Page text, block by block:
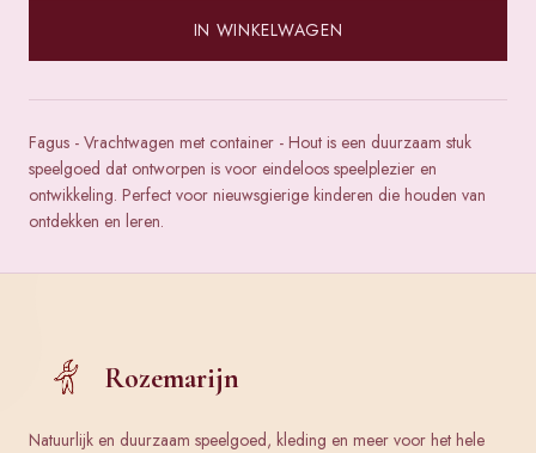
IN WINKELWAGEN
Fagus - Vrachtwagen met container - Hout is een duurzaam stuk
speelgoed dat ontworpen is voor eindeloos speelplezier en
ontwikkeling. Perfect voor nieuwsgierige kinderen die houden van
ontdekken en leren.
Rozemarijn
Natuurlijk en duurzaam speelgoed, kleding en meer voor het hele